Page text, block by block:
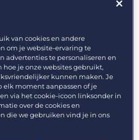
(ATS)
recruiters een snelle en
Om met succes met
hadden de recruiters
het documenteren van
en het begeleiden van
aanwervingsproces (bijv.
In lijn met het
leercultuur en het zo
van cookies en andere
om je website-ervaring te
advertenties te personaliseren en
je onze websites gebruikt,
kunnen maken. Je
elk moment aanpassen of je
via het cookie-icoon linksonder in
over de cookies en
die we gebruiken vind je in ons